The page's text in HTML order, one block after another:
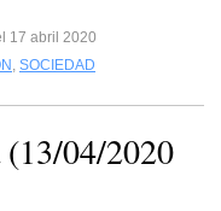
17 abril 2020
, SOCIEDAD
(13/04/2020